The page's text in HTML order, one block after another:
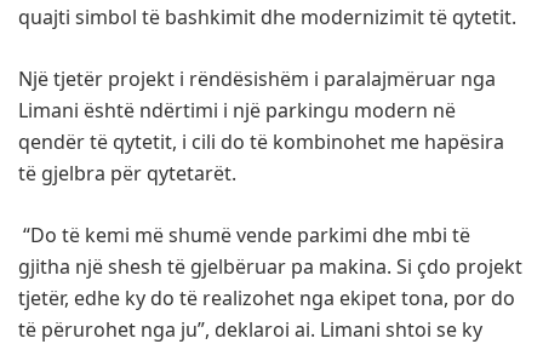
quajti simbol të bashkimit dhe modernizimit të qytetit.
Një tjetër projekt i rëndësishëm i paralajmëruar nga
Limani është ndërtimi i një parkingu modern në
qendër të qytetit, i cili do të kombinohet me hapësira
të gjelbra për qytetarët.
“Do të kemi më shumë vende parkimi dhe mbi të
gjitha një shesh të gjelbëruar pa makina. Si çdo projekt
tjetër, edhe ky do të realizohet nga ekipet tona, por do
të përurohet nga ju”, deklaroi ai. Limani shtoi se ky